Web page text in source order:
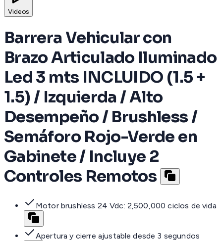
Videos
Barrera Vehicular con
Brazo Articulado Iluminado
Led 3 mts INCLUIDO (1.5 +
1.5) / Izquierda / Alto
Desempeño / Brushless /
Semáforo Rojo-Verde en
Gabinete / Incluye 2
Controles Remotos
Motor brushless 24 Vdc: 2,500,000 ciclos de vida
Apertura y cierre ajustable desde 3 segundos